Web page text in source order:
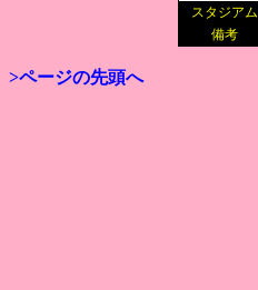
スタジアム
備考
>ページの先頭へ